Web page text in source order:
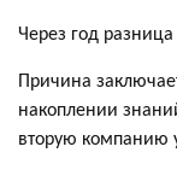
Через год
Причина
накоплении
вторую компанию